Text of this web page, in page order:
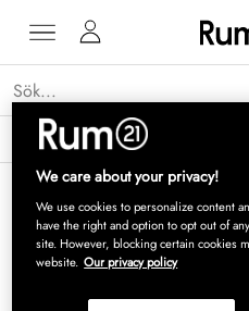
Få 15 % rabatt på Grythyttan
We care about your privacy!
We use cookies to personalize content
have the right and option to opt out of
site. However, blocking certain cookies
website. Our privacy policy